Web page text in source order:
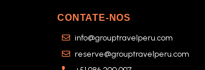
CONTATE-NOS
info@grouptravelperu.com
reserve@grouptravelperu.com